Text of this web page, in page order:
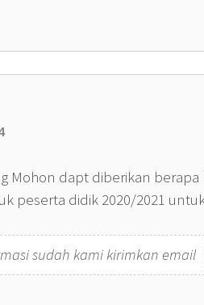
Mohon dapt diberikan
peserta didik 2020/2021
sudah kami kirimkan email